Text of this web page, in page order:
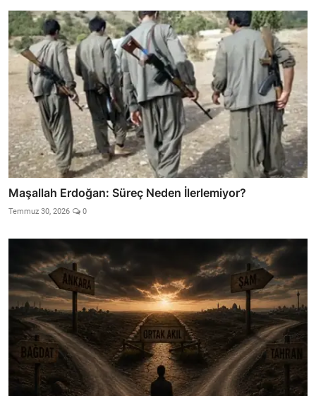
Maşallah Erdoğan: Süreç Neden İlerlemiyor?
Temmuz 30, 2026 0